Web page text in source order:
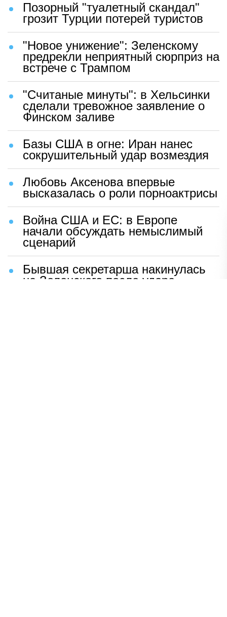
Позорный "туалетный скандал"
грозит Турции потерей туристов
"Новое унижение": Зеленскому
предрекли неприятный сюрприз на
встрече с Трампом
"Считаные минуты": в Хельсинки
сделали тревожное заявление о
Финском заливе
Базы США в огне: Иран нанес
сокрушительный удар возмездия
Любовь Аксенова впервые
высказалась о роли порноактрисы
Война США и ЕС: в Европе
начали обсуждать немыслимый
сценарий
Бывшая секретарша накинулась
на Зеленского после удара